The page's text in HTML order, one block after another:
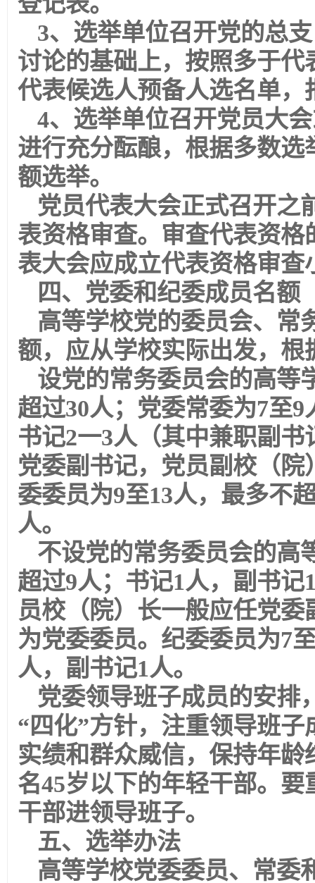
3、选举单位召开党的总
讨论的基础上，按照多于
代表候选人预备人选名单，
4、选举单位召开党员大
进行充分酝酿，根据多数
额选举。
党员代表大会正式召开之
表资格审查。审查代表资
表大会应成立代表资格审
四、党委和纪委成员名额
高等学校党的委员会、常
额，应从学校实际出发，
设党的常务委员会的高等
超过30人；党委常委为7至
书记2一3人（其中兼职副
党委副书记，党员副校（
委委员为9至13人，最多不
人。
不设党的常务委员会的高
超过9人；书记1人，副书
员校（院）长一般应任党
为党委委员。纪委委员为7
人，副书记1人。
党委领导班子成员的安排
“四化”方针，注重领导班
实绩和群众威信，保持年
名45岁以下的年轻干部。
干部进领导班子。
五、选举办法
高等学校党委委员、常委